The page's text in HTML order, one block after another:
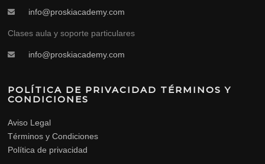
info@proskiacademy.com
Clases aula y soporte particulares
info@proskiacademy.com
POLÍTICA DE PRIVACIDAD TÉRMINOS Y
CONDICIONES
Aviso Legal
Términos y Condiciones
Política de privacidad